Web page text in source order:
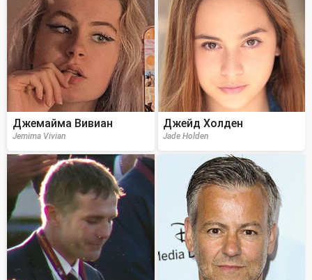
Джемайма Вивиан
Jemima Vivian
Джейд Холден
Jade Holden